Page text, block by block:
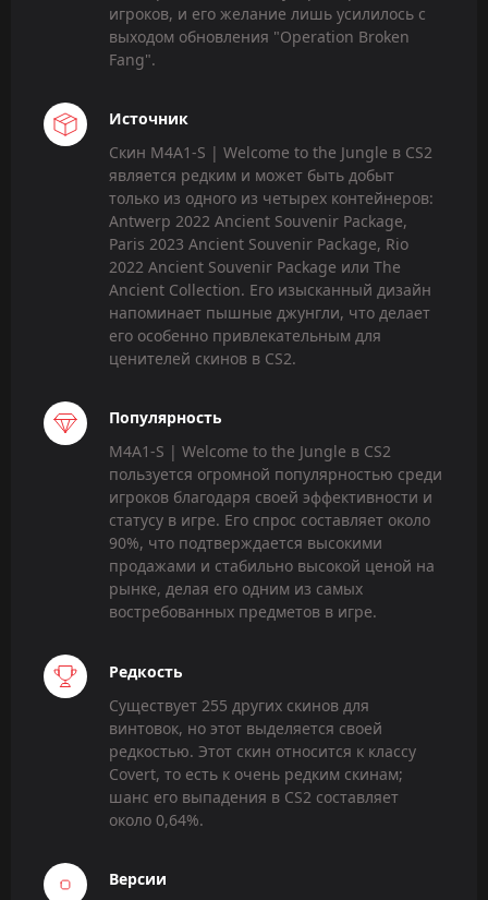
игроков, и его желание лишь усилилось с
выходом обновления "Operation Broken
Fang".
Источник
Скин M4A1-S | Welcome to the Jungle в CS2
является редким и может быть добыт
только из одного из четырех контейнеров:
Antwerp 2022 Ancient Souvenir Package,
Paris 2023 Ancient Souvenir Package, Rio
2022 Ancient Souvenir Package или The
Ancient Collection. Его изысканный дизайн
напоминает пышные джунгли, что делает
его особенно привлекательным для
ценителей скинов в CS2.
Популярность
M4A1-S | Welcome to the Jungle в CS2
пользуется огромной популярностью среди
игроков благодаря своей эффективности и
статусу в игре. Его спрос составляет около
90%, что подтверждается высокими
продажами и стабильно высокой ценой на
рынке, делая его одним из самых
востребованных предметов в игре.
Редкость
Существует 255 других скинов для
винтовок, но этот выделяется своей
редкостью. Этот скин относится к классу
Covert, то есть к очень редким скинам;
шанс его выпадения в CS2 составляет
около 0,64%.
Версии